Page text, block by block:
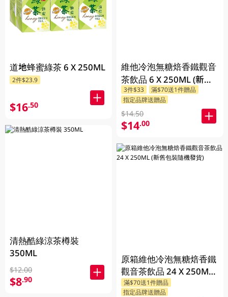
道地蜂蜜綠茶 6 X 250ML
2件$23.9
$16.50
清熱酷綠涼茶樽裝
350ML
$12.00
$8.90
維他冷泡無糖焙香鐵觀音
茶飲品 6 X 250ML (新舊
包裝隨機發貨)
3件$33
滿$70送1件贈品
指定品牌送贈品
$14.50
$14.00
原箱維他冷泡無糖焙香鐵
觀音茶飲品 24 X 250ML
(新舊包裝隨機發貨)
滿$70送1件贈品
指定品牌送贈品